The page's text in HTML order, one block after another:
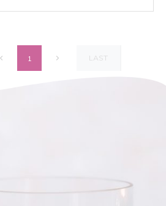
1 LAST